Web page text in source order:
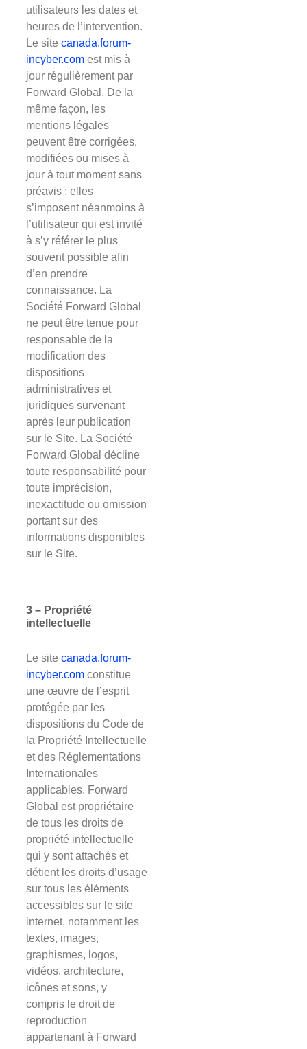
utilisateurs les dates et
heures de l’intervention.
Le sitecanada.forum-
incyber.com est mis à
jour régulièrement par
Forward Global. De la
même façon, les
mentions légales
peuvent être corrigées,
modifiées ou mises à
jour à tout moment sans
préavis : elles
s’imposent néanmoins à
l’utilisateur qui est invité
à s’y référer le plus
souvent possible afin
d’en prendre
connaissance. La
Société Forward Global
ne peut être tenue pour
responsable de la
modification des
dispositions
administratives et
juridiques survenant
après leur publication
sur le Site. La Société
Forward Global décline
toute responsabilité pour
toute imprécision,
inexactitude ou omission
portant sur des
informations disponibles
sur le Site.
3 – Propriété
intellectuelle
Le sitecanada.forum-
incyber.com constitue
une œuvre de l’esprit
protégée par les
dispositions du Code de
la Propriété Intellectuelle
et des Réglementations
Internationales
applicables. Forward
Global est propriétaire
de tous les droits de
propriété intellectuelle
qui y sont attachés et
détient les droits d’usage
sur tous les éléments
accessibles sur le site
internet, notamment les
textes, images,
graphismes, logos,
vidéos, architecture,
icônes et sons, y
compris le droit de
reproduction
appartenant à Forward